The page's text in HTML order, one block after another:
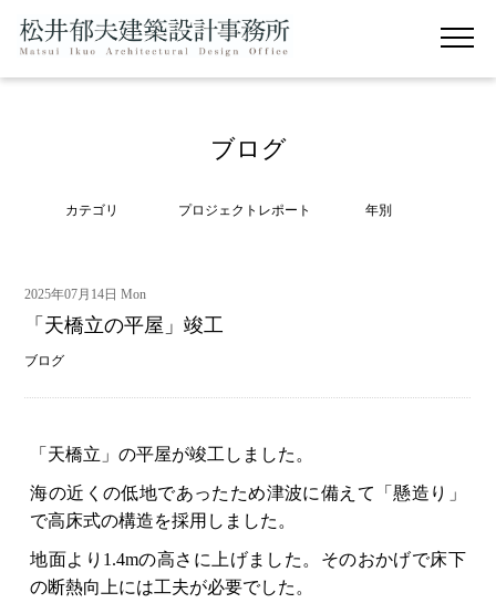
ブログ
カテゴリ プロジェクトレポート 年別
2025年07月14日 Mon
「天橋立の平屋」竣工
ブログ
「天橋立」の平屋が竣工しました。
海の近くの低地であったため津波に備えて「懸造り」
で高床式の構造を採用しました。
地面より1.4mの高さに上げました。そのおかげで床下
の断熱向上には工夫が必要でした。